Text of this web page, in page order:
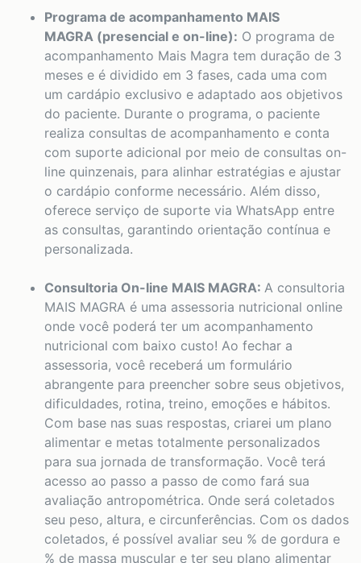
Programa de acompanhamento MAIS
MAGRA (presencial e on-line): O programa de
acompanhamento Mais Magra tem duração de 3
meses e é dividido em 3 fases, cada uma com
um cardápio exclusivo e adaptado aos objetivos
do paciente. Durante o programa, o paciente
realiza consultas de acompanhamento e conta
com suporte adicional por meio de consultas on-
line quinzenais, para alinhar estratégias e ajustar
o cardápio conforme necessário. Além disso,
oferece serviço de suporte via WhatsApp entre
as consultas, garantindo orientação contínua e
personalizada.
Consultoria On-line MAIS MAGRA: A consultoria
MAIS MAGRA é uma assessoria nutricional online
onde você poderá ter um acompanhamento
nutricional com baixo custo! Ao fechar a
assessoria, você receberá um formulário
abrangente para preencher sobre seus objetivos,
dificuldades, rotina, treino, emoções e hábitos.
Com base nas suas respostas, criarei um plano
alimentar e metas totalmente personalizados
para sua jornada de transformação. Você terá
acesso ao passo a passo de como fará sua
avaliação antropométrica. Onde será coletados
seu peso, altura, e circunferências. Com os dados
coletados, é possível avaliar seu % de gordura e
% de massa muscular e ter seu plano alimentar